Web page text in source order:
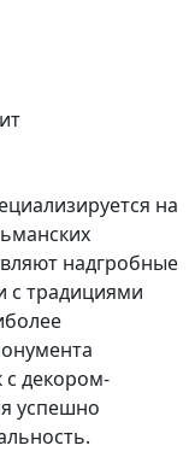
на
надгробные
с традициями
с декором-
успешно